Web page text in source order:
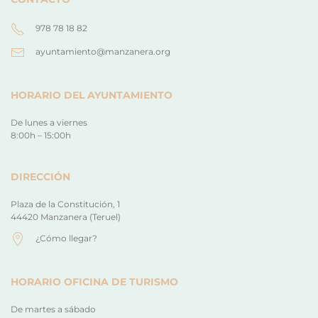
978 78 18 82
ayuntamiento@manzanera.org
HORARIO DEL AYUNTAMIENTO
De lunes a viernes
8:00h – 15:00h
DIRECCIÓN
Plaza de la Constitución, 1
44420 Manzanera (Teruel)
¿Cómo llegar?
HORARIO OFICINA DE TURISMO
De martes a sábado